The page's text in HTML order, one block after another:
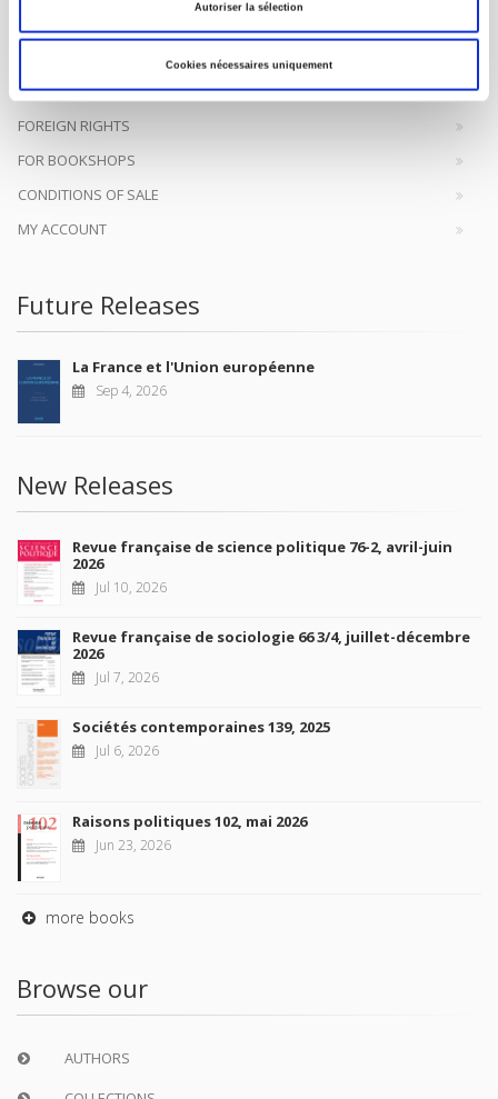
Autoriser la sélection
Cookies nécessaires uniquement
help public and political debate.continue
CONTACTS
FOREIGN RIGHTS
FOR BOOKSHOPS
CONDITIONS OF SALE
MY ACCOUNT
Future Releases
La France et l'Union européenne
Sep 4, 2026
New Releases
Revue française de science politique 76-2, avril-juin
2026
Jul 10, 2026
Revue française de sociologie 66 3/4, juillet-décembre
2026
Jul 7, 2026
Sociétés contemporaines 139, 2025
Jul 6, 2026
Raisons politiques 102, mai 2026
Jun 23, 2026
more books
Browse our
AUTHORS